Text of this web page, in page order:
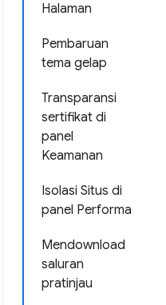
Halaman
Pembaruan
tema gelap
Transparansi
sertifikat di
panel
Keamanan
Isolasi Situs di
panel Performa
Mendownload
saluran
pratinjau